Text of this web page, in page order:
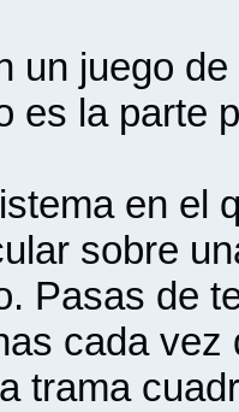
un juego
es la parte
en el
sobre
Pasas de
cada
trama